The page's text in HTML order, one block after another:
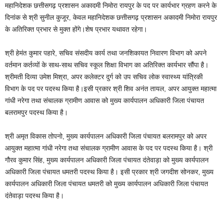
महानिदेशक छत्तीसगढ़ प्रशासन अकादमी निमोरा रायपुर के पद पर कार्यभार ग्रहण करने के
दिनांक से श्री सुनील कुजूर, केवल महानिदेशक छत्तीसगढ़ प्रशासन अकादमी निमोरा रायपुर
के अतिरिक्त प्रभार से मुक्त होंगे।शेष प्रभार यथावत रहेगा।
श्री हेमंत कुमार पहारे, सचिव संसदीय कार्य तथा जनशिकायत निवारण विभाग को अपने
वर्तमान कर्तव्यों के साथ-साथ सचिव स्कूल शिक्षा विभाग का अतिरिक्त कार्यभार सौंपा है।
श्रीमती दिव्या उमेश मिश्रा, अपर कलेक्टर दुर्ग को उप सचिव लोक स्वास्थ्य यांत्रिकी
विभाग के पद पर पदस्थ किया है।इसी प्रकार श्री शिव अनंत तायल, अपर आयुक्त महात्मा
गांधी नरेगा तथा संचालक ग्रामीण आवास को मुख्य कार्यपालन अधिकारी जिला पंचायत
बलरामपुर पदस्थ किया है।
श्री अमृत विकास तोपनो, मुख्य कार्यपालन अधिकारी जिला पंचायत बलरामपुर को अपर
आयुक्त महात्मा गांधी नरेगा तथा संचालक ग्रामीण आवास के पद पर पदस्थ किया है। श्री
गौरव कुमार सिंह, मुख्य कार्यपालन अधिकारी जिला पंचायत दंतेवाड़ा को मुख्य कार्यपालन
अधिकारी जिला पंचायत धमतरी पदस्थ किया है। इसी प्रकार श्री जगदीश सोनकर, मुख्य
कार्यपालन अधिकारी जिला पंचायत धमतरी को मुख्य कार्यपालन अधिकारी जिला पंचायत
दंतेवाड़ा पदस्थ किया है।